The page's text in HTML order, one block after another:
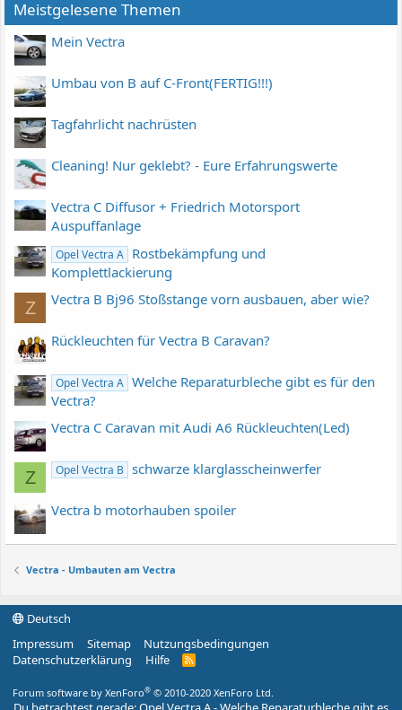
Meistgelesene Themen
Mein Vectra
Umbau von B auf C-Front(FERTIG!!!)
Tagfahrlicht nachrüsten
Cleaning! Nur geklebt? - Eure Erfahrungswerte
Vectra C Diffusor + Friedrich Motorsport
Auspuffanlage
Opel Vectra A Rostbekämpfung und
Komplettlackierung
Z Vectra B Bj96 Stoßstange vorn ausbauen, aber wie?
Rückleuchten für Vectra B Caravan?
Opel Vectra A Welche Reparaturbleche gibt es für den
Vectra?
Vectra C Caravan mit Audi A6 Rückleuchten(Led)
Z Opel Vectra B schwarze klarglasscheinwerfer
Vectra b motorhauben spoiler
Vectra - Umbauten am Vectra
Deutsch
Impressum
Sitemap
Nutzungsbedingungen
Datenschutzerklärung
Hilfe
R
Forum software by XenForo® © 2010-2020 XenForo Ltd.